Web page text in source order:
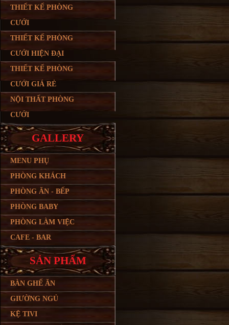
THIẾT KẾ PHÒNG
CƯỚI
THIẾT KẾ PHÒNG
CƯỚI HIỆN ĐẠI
THIẾT KẾ PHÒNG
CƯỚI GIÁ RẺ
NỘI THẤT PHÒNG
CƯỚI
GALLERY
MENU PHỤ
PHÒNG KHÁCH
PHÒNG ĂN - BẾP
PHÒNG BABY
PHÒNG LÀM VIỆC
CAFE - BAR
SẢN PHẨM
BÀN GHẾ ĂN
GIƯỜNG NGỦ
KỆ TIVI